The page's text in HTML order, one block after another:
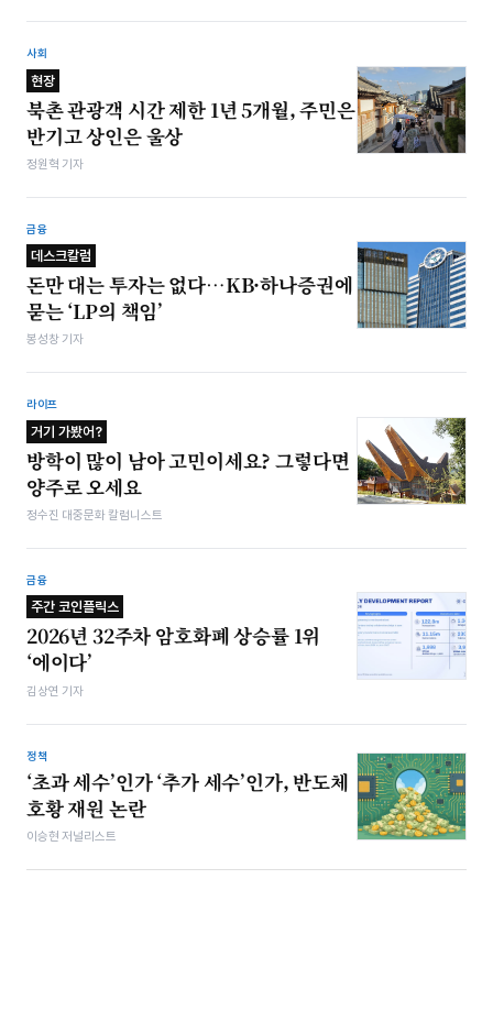
사회
현장
북촌 관광객 시간 제한 1년 5개월, 주민은
반기고 상인은 울상
정원혁 기자
금융
데스크칼럼
돈만 대는 투자는 없다…KB·하나증권에
묻는 ‘LP의 책임’
봉성창 기자
라이프
거기 가봤어?
방학이 많이 남아 고민이세요? 그렇다면
양주로 오세요
정수진 대중문화 칼럼니스트
금융
주간 코인플릭스
2026년 32주차 암호화폐 상승률 1위
‘에이다’
김상연 기자
정책
‘초과 세수’인가 ‘추가 세수’인가, 반도체
호황 재원 논란
이승현 저널리스트